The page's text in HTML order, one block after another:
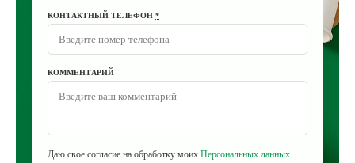
КОНТАКТНЫЙ ТЕЛЕФОН *
КОММЕНТАРИЙ
Даю свое согласие на обработку моих Персональных данных.